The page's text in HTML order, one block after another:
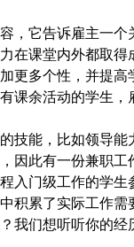
，它告诉雇主一
在课堂内外都取
更多个性，并提
课余活动的学生，
技能，比如领导
因此有一份兼职
入门级工作的学
积累了实际工作需
我们想听听你的经